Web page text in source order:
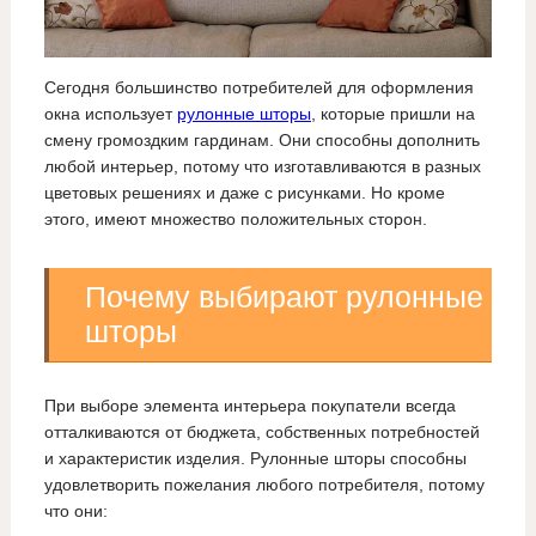
Сегодня большинство потребителей для оформления
окна использует рулонные шторы, которые пришли на
смену громоздким гардинам. Они способны дополнить
любой интерьер, потому что изготавливаются в разных
цветовых решениях и даже с рисунками. Но кроме
этого, имеют множество положительных сторон.
Почему выбирают рулонные
шторы
При выборе элемента интерьера покупатели всегда
отталкиваются от бюджета, собственных потребностей
и характеристик изделия. Рулонные шторы способны
удовлетворить пожелания любого потребителя, потому
что они: